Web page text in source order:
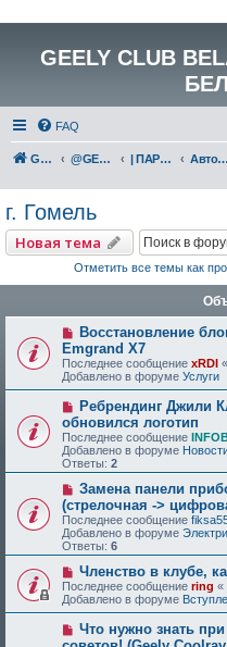
GEELY CLUB
FAQ
GEELY Club Belarus @GEELYCLUBBY | ПАРТНЕРЫ КЛУБА Автокосметика/Защита кузова
г. Гомель
Новая тема
Отметить все темы как
Восстановление
Emgrand X7
Последнее сообщение xRDI «
Добавлено в форуме Услуги
Ребрендинг Джили
обновился логотип
Последнее сообщение
Добавлено в форуме
Ответы: 2
Замена панели
(стрелочная ->
Последнее сообщение
Добавлено в форуме
Ответы: 6
Членство в клубе,
Последнее сообщение ring «
Добавлено в форуме
Что нужно знать